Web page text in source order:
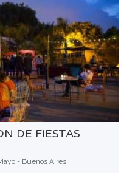
DE FIESTAS
- Buenos Aires